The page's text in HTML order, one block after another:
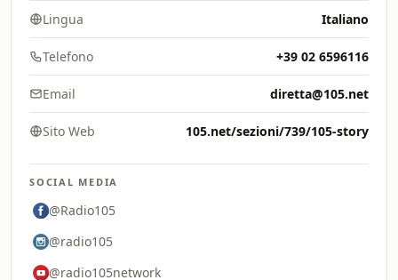
Lingua Italiano
Telefono +39 02 6596116
Email diretta@105.net
Sito Web 105.net/sezioni/739/105-story
SOCIAL MEDIA
@Radio105
@radio105
@radio105network